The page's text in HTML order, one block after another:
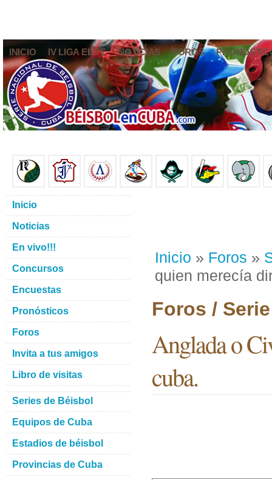
INICIO IV LIGA ELITE NOTICIAS FOROS
Inicio » Foros »
quien merecía
Foros /
Anglada o
cuba.
Inicio
Noticias
En vivo!!!
Concursos
Encuestas
Pronósticos
Foros
Invita a tus amigos
Libro de visitas
Series de Béisbol
Equipos de Cuba
Estadios de béisbol
Provincias de Cuba